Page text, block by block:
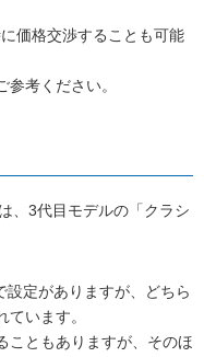
価格交渉することも可能
考ください。
、3代目モデルの「クラシ
定がありますが、どちら
います。
こともありますが、そのほ